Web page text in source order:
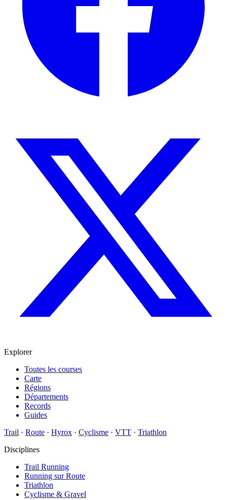
Explorer
Toutes les courses
Carte
Régions
Départements
Records
Guides
Trail · Route · Hyrox · Cyclisme · VTT · Triathlon
Disciplines
Trail Running
Running sur Route
Triathlon
Cyclisme & Gravel